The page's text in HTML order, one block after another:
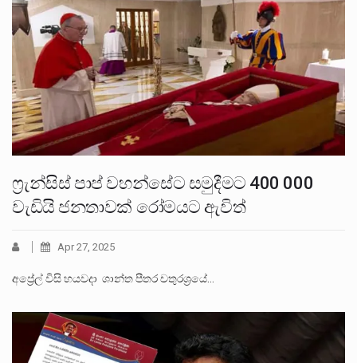
ෆ්‍රැන්සිස් පාප් වහන්සේට සමුදීමට 400 000
වැඩියි ජනතාවක් රෝමයට ඇවිත්
Apr 27, 2025
අප්‍රේල් විසි හයවදා ශාන්ත පීතර චතුරශ්‍රයේ…